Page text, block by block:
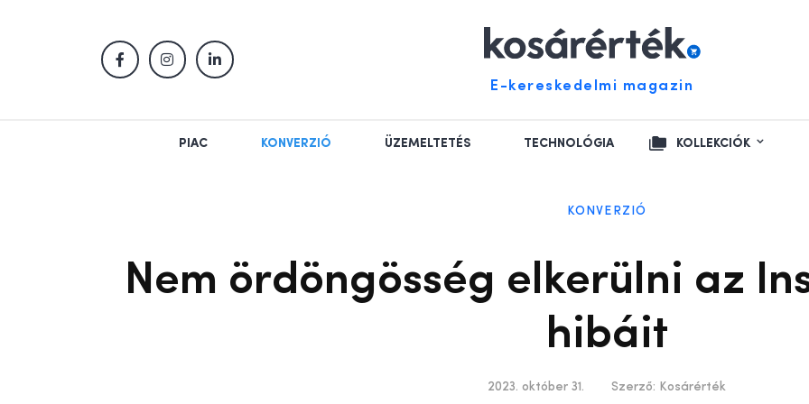
E-kereskedelmi magazin
PIAC KONVERZIÓ ÜZEMELTETÉS TECHNOLÓGIA KOLLEKCIÓK
KONVERZIÓ
Nem ördöngösség elkerülni az
hibáit
2023. október 31. Szerző: Kosárérték